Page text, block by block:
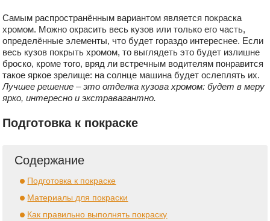
Самым распространённым вариантом является покраска
хромом. Можно окрасить весь кузов или только его часть,
определённые элементы, что будет гораздо интереснее. Если
весь кузов покрыть хромом, то выглядеть это будет излишне
броско, кроме того, вряд ли встречным водителям понравится
такое яркое зрелище: на солнце машина будет ослеплять их.
Лучшее решение – это отделка кузова хромом: будет в меру
ярко, интересно и экстравагантно.
Подготовка к покраске
Содержание
Подготовка к покраске
Материалы для покраски
Как правильно выполнять покраску